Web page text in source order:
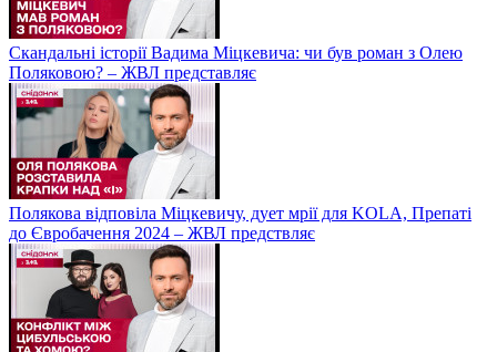
Скандальні історії Вадима Міцкевича: чи був роман з Олею
Поляковою? – ЖВЛ представляє
Полякова відповіла Міцкевичу, дует мрії для KOLA, Препаті
до Євробачення 2024 – ЖВЛ предствляє